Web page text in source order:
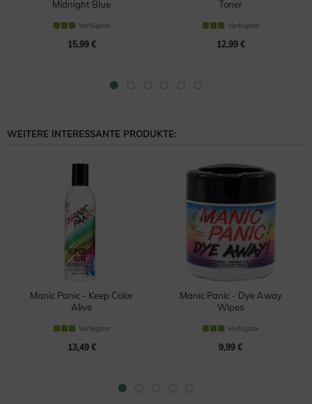
Midnight Blue
Verfügbar
15,99 €
Toner
Verfügbar
12,99 €
WEITERE INTERESSANTE PRODUKTE:
Manic Panic - Keep Color
Alive
Verfügbar
13,49 €
Manic Panic - Dye Away
Wipes
Verfügbar
9,99 €